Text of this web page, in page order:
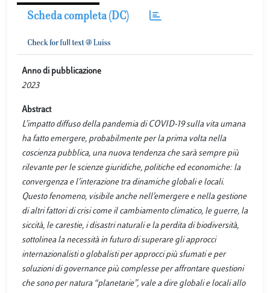
Scheda completa (DC)
Anno di pubblicazione
2023
Abstract
L’impatto diffuso della pandemia di COVID-19 sulla vita umana
ha fatto emergere, probabilmente per la prima volta nella
coscienza pubblica, una nuova tendenza che sarà sempre più
rilevante per le scienze giuridiche, politiche ed economiche: la
convergenza e l’interazione tra dinamiche globali e locali.
Questo fenomeno, visibile anche nell’emergere e nella gestione
di altri fattori di crisi come il cambiamento climatico, le guerre, la
siccità, le carestie, i disastri naturali e la perdita di biodiversità,
sottolinea la necessità in futuro di superare gli approcci
internazionalisti o globalisti per approcci più sfumati e per
soluzioni di governance più complesse per affrontare questioni
che sono per natura “planetarie”, vale a dire globali e locali allo